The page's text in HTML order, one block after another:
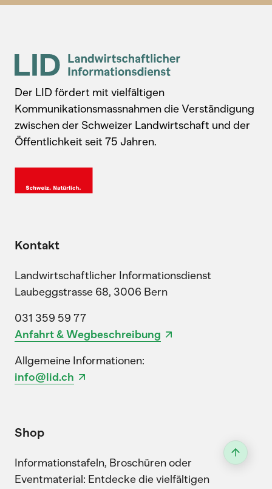
Der LID fördert mit vielfältigen
Kommunikationsmassnahmen die Verständigung
zwischen der Schweizer Landwirtschaft und der
Öffentlichkeit seit 75 Jahren.
Kontakt
Landwirtschaftlicher Informationsdienst
Laubeggstrasse 68, 3006 Bern
031 359 59 77
Anfahrt & Wegbeschreibung
Allgemeine Informationen:
info@lid.ch
Shop
Informationstafeln, Broschüren oder
Eventmaterial: Entdecke die vielfältigen